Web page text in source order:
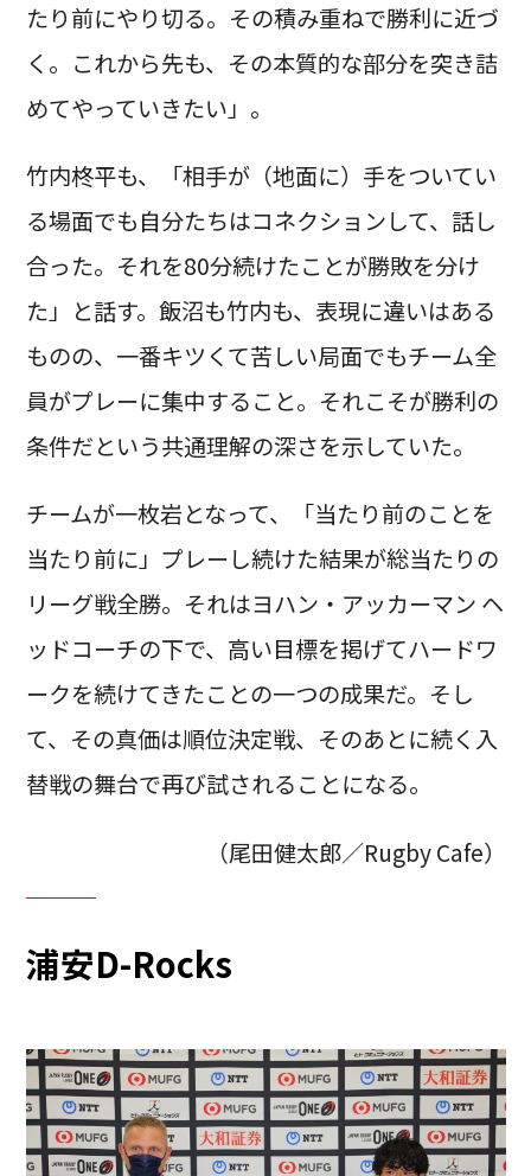
たり前にやり切る。その積み重ねで勝利に近づ
く。これから先も、その本質的な部分を突き詰
めてやっていきたい」。
竹内柊平も、「相手が（地面に）手をついてい
る場面でも自分たちはコネクションして、話し
合った。それを80分続けたことが勝敗を分け
た」と話す。飯沼も竹内も、表現に違いはある
ものの、一番キツくて苦しい局面でもチーム全
員がプレーに集中すること。それこそが勝利の
条件だという共通理解の深さを示していた。
チームが一枚岩となって、「当たり前のことを
当たり前に」プレーし続けた結果が総当たりの
リーグ戦全勝。それはヨハン・アッカーマン ヘ
ッドコーチの下で、高い目標を掲げてハードワ
ークを続けてきたことの一つの成果だ。そし
て、その真価は順位決定戦、そのあとに続く入
替戦の舞台で再び試されることになる。
（尾田健太郎／Rugby Cafe）
浦安D-Rocks